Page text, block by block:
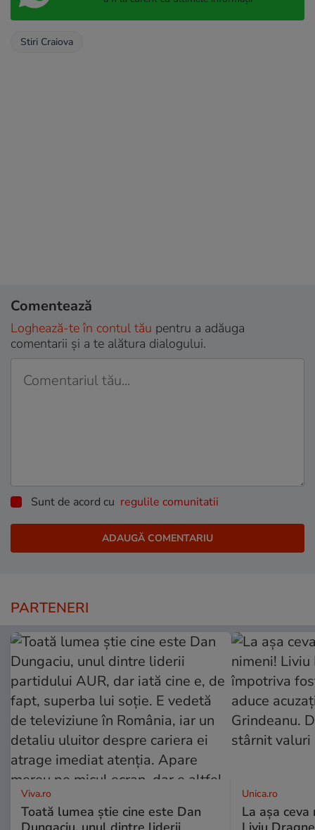
Stiri Craiova
Comentează
Loghează-te în contul tău pentru a adăuga
comentarii și a te alătura dialogului.
Sunt de acord cu regulile comunitatii
PARTENERI
Viva.ro
Toată lumea știe cine este Dan
Unica.ro
La așa